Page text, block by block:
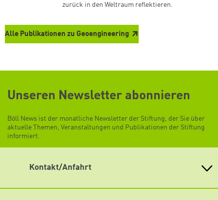
zurück in den Weltraum reflektieren.
Alle Publikationen zu Geoengineering
Unseren Newsletter abonnieren
Böll News ist der monatliche Newsletter der Stiftung, der Sie über
aktuelle Themen, Veranstaltungen und Publikationen der Stiftung
informiert.
Kontakt/Anfahrt